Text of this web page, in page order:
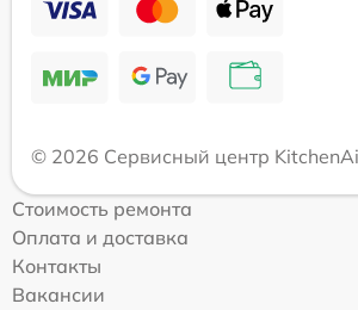
© 2026 Сервисный центр
Стоимость ремонта
Оплата и доставка
Контакты
Вакансии